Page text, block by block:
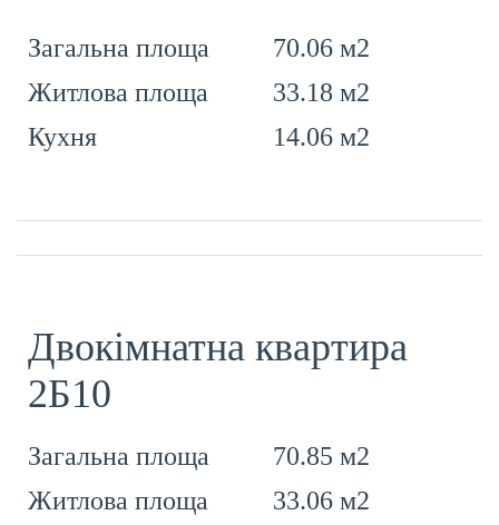
Загальна площа
70.06 м2
Житлова площа
33.18 м2
Кухня
14.06 м2
Двокімнатна квартира
2Б10
Загальна площа
70.85 м2
Житлова площа
33.06 м2